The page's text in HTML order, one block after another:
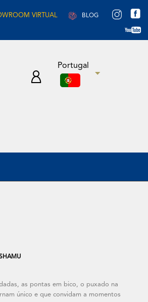
VIRTUAL BLOG
Portugal
as pontas em bico, o puxado na
único e que convidam a momentos